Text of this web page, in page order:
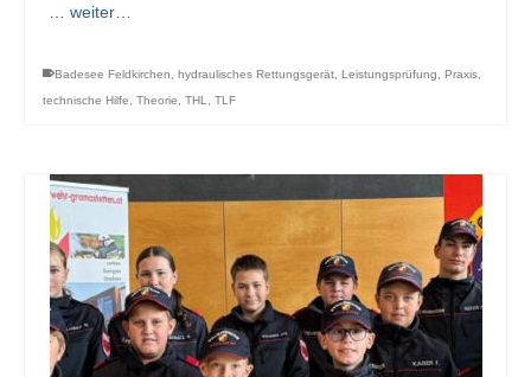
weiter…
Badesee Feldkirchen hydraulisches Rettungsgerät Leistungsprüfung Praxis
technische Hilfe
Theorie THL TLF